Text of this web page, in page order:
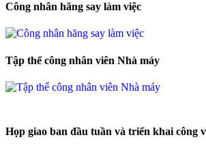
Công nhân hăng say làm việc
Tập thể công nhân viên Nhà máy
Họp giao ban đầu tuần và triển khai công